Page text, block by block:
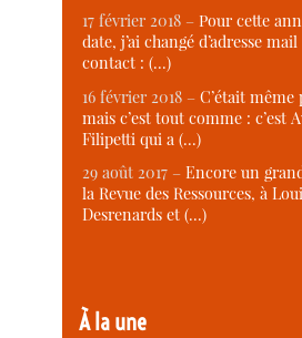
17 février 2018 –Pour cette
date, j’ai changé d’adresse mail
contact : (…)
16 février 2018 –C’était même
mais c’est tout comme : c’est
Filipetti qui a (…)
29 août 2017 –Encore un
la Revue des Ressources, à
Desrenards et (…)
À la une